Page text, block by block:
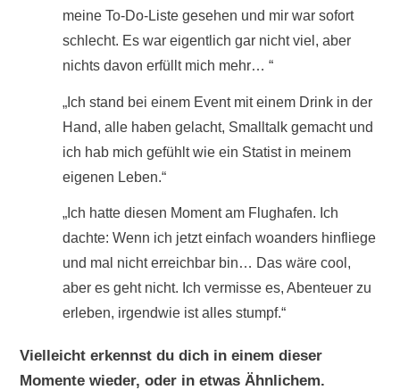
meine To-Do-Liste gesehen und mir war sofort
schlecht. Es war eigentlich gar nicht viel, aber
nichts davon erfüllt mich mehr… “
„Ich stand bei einem Event mit einem Drink in der
Hand, alle haben gelacht, Smalltalk gemacht und
ich hab mich gefühlt wie ein Statist in meinem
eigenen Leben.“
„Ich hatte diesen Moment am Flughafen. Ich
dachte: Wenn ich jetzt einfach woanders hinfliege
und mal nicht erreichbar bin… Das wäre cool,
aber es geht nicht. Ich vermisse es, Abenteuer zu
erleben, irgendwie ist alles stumpf.“
Vielleicht erkennst du dich in einem dieser
Momente wieder, oder in etwas Ähnlichem.